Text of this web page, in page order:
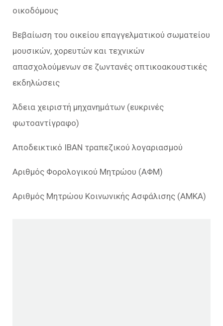
οικοδόμους
Βεβαίωση του οικείου επαγγελματικού σωματείου
μουσικών, χορευτών και τεχνικών
απασχολούμενων σε ζωντανές οπτικοακουστικές
εκδηλώσεις
Άδεια χειριστή μηχανημάτων (ευκρινές
φωτοαντίγραφο)
Αποδεικτικό ΙΒΑΝ τραπεζικού λογαριασμού
Αριθμός Φορολογικού Μητρώου (ΑΦΜ)
Αριθμός Μητρώου Κοινωνικής Ασφάλισης (ΑΜΚΑ)